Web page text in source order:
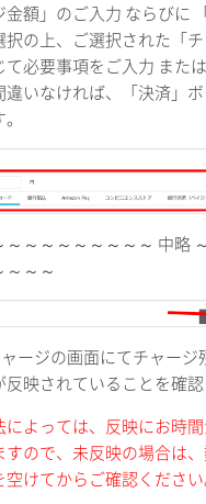
金額」のご入力 ならびに
択の上、ご選択された「
て必要事項をご入力 また
違いなければ、「決済」
～～～～～～～～～ 中略
～～～
ージの画面にてチャージ
映されていることを確認
よっては、反映にお時
すので、未反映の場合は
けてからご確認ください